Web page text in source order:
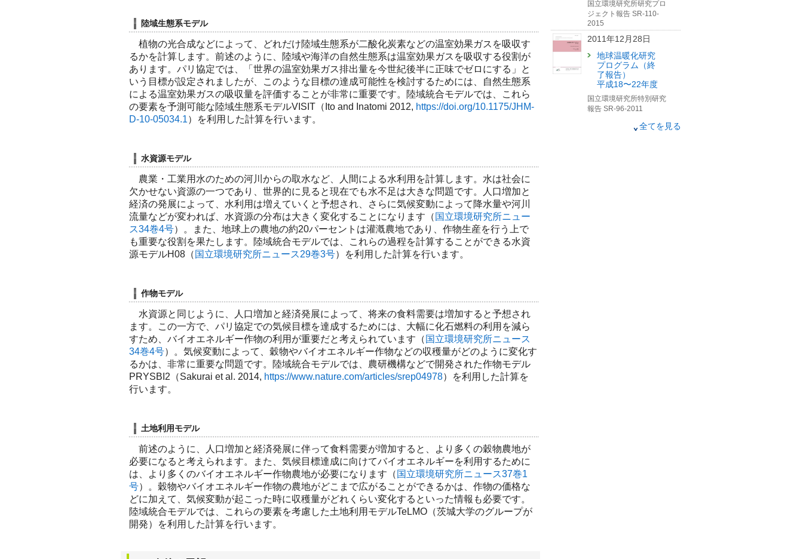
陸域生態系モデル
植物の光合成などによって、どれだけ陸域生態系が二酸化炭素などの温室効果ガスを吸収す
るかを計算します。前述のように、陸域や海洋の自然生態系は温室効果ガスを吸収する役割が
あります。パリ協定では、「世界の温室効果ガス排出量を今世紀後半に正味でゼロにする」と
いう目標が設定されましたが、このような目標の達成可能性を検討するためには、自然生態系
による温室効果ガスの吸収量を評価することが非常に重要です。陸域統合モデルでは、これら
の要素を予測可能な陸域生態系モデルVISIT（Ito and Inatomi 2012, https://doi.org/10.1175/JHM-
D-10-05034.1）を利用した計算を行います。
水資源モデル
農業・工業用水のための河川からの取水など、人間による水利用を計算します。水は社会に
欠かせない資源の一つであり、世界的に見ると現在でも水不足は大きな問題です。人口増加と
経済の発展によって、水利用は増えていくと予想され、さらに気候変動によって降水量や河川
流量などが変われば、水資源の分布は大きく変化することになります（ 国立環境研究所ニュー
ス34巻4号）。また、地球上の農地の約20パーセントは灌漑農地であり、作物生産を行う上で
も重要な役割を果たします。陸域統合モデルでは、これらの過程を計算することができる水資
源モデルH08（ 国立環境研究所ニュース29巻3号）を利用した計算を行います。
作物モデル
水資源と同じように、人口増加と経済発展によって、将来の食料需要は増加すると予想され
ます。この一方で、パリ協定での気候目標を達成するためには、大幅に化石燃料の利用を減ら
すため、バイオエネルギー作物の利用が重要だと考えられています（ 国立環境研究所ニュース
34巻4号）。気候変動によって、穀物やバイオエネルギー作物などの収穫量がどのように変化す
るかは、非常に重要な問題です。陸域統合モデルでは、農研機構などで開発された作物モデル
PRYSBI2（Sakurai et al. 2014, https://www.nature.com/articles/srep04978）を利用した計算を
行います。
土地利用モデル
前述のように、人口増加と経済発展に伴って食料需要が増加すると、より多くの穀物農地が
必要になると考えられます。また、気候目標達成に向けてバイオエネルギーを利用するために
は、より多くのバイオエネルギー作物農地が必要になります（ 国立環境研究所ニュース37巻1
号）。穀物やバイオエネルギー作物の農地がどこまで広がることができるかは、作物の価格な
どに加えて、気候変動が起こった時に収穫量がどれくらい変化するといった情報も必要です。
陸域統合モデルでは、これらの要素を考慮した土地利用モデルTeLMO（茨城大学のグループが
開発）を利用した計算を行います。
は？」記事を公開しました
【国環研View LITE】
国立環境研究所研究プロ
ジェクト報告 SR-110-
2015
2011年12月28日
地球温暖化研究
プログラム（終
了報告）
平成18〜22年度
国立環境研究所特別研究
報告 SR-96-2011
2008年12月26日全てを見る